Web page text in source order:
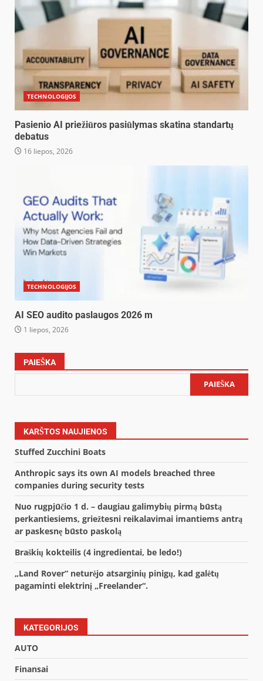
TECHNOLOGIJOS
Pasienio AI priežiūros pasiūlymas skatina standartų
debatus
16 liepos, 2026
TECHNOLOGIJOS
AI SEO audito paslaugos 2026 m
1 liepos, 2026
PAIEŠKA
PAIEŠKA
KARŠTOS NAUJIENOS
Stuffed Zucchini Boats
Anthropic says its own AI models breached three
companies during security tests
Nuo rugpjūčio 1 d. – daugiau galimybių pirmą būstą
perkantiesiems, griežtesni reikalavimai imantiems antrą
ar paskesnę būsto paskolą
Braškių kokteilis (4 ingredientai, be ledo!)
„Land Rover“ neturėjo atsarginių pinigų, kad galėtų
pagaminti elektrinį „Freelander“.
KATEGORIJOS
AUTO
Finansai